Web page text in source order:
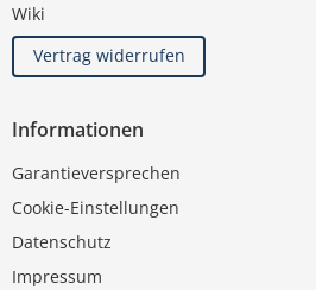
Wiki
Vertrag widerrufen
Informationen
Garantieversprechen
Cookie-Einstellungen
Datenschutz
Impressum